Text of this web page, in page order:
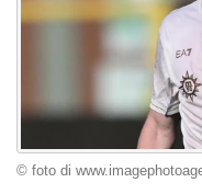
© foto di